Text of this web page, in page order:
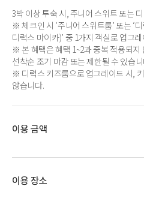
3박 이상 투숙 시, 주니어 스위트 또는
※ 체크인 시 ‘주니어 스위트룸’ 또는 ‘
디럭스 마이카)’ 중 1가지 객실로 업그
※ 본 혜택은 혜택 1~2과 중복 적용되지
선착순 조기 마감 또는 제한될 수 있습
※ 디럭스 키즈룸으로 업그레이드 시,
않습니다.
이용 금액
이용 장소